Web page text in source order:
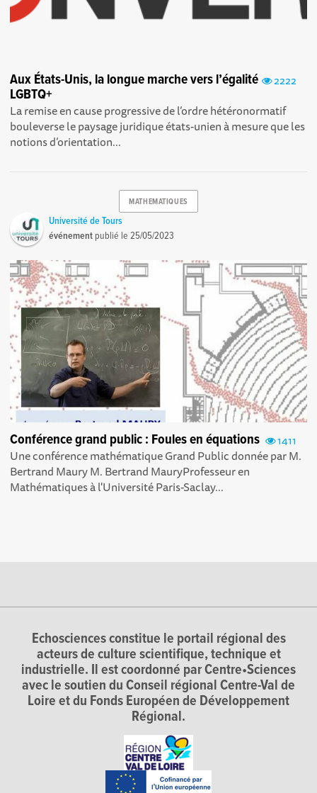
2222
Aux États-Unis, la longue marche vers l’égalité
LGBTQ+
La remise en cause progressive de l’ordre hétéronormatif
bouleverse le paysage juridique états-unien à mesure que les
notions d’orientation...
MATHEMATIQUES
Université de Tours
événement publié le25/05/2023
1411
Conférence grand public : Foules en équations
Une conférence mathématique Grand Public donnée par M.
Bertrand Maury M. Bertrand MauryProfesseur en
Mathématiques à l'Université Paris-Saclay...
Echosciences constitue le portail régional des
acteurs de culture scientifique, technique et
industrielle. Il est coordonné par Centre•Sciences
avec le soutien du Conseil régional Centre-Val de
Loire et du Fonds Européen de Développement
Régional.